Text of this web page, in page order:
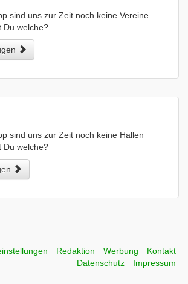
sind uns zur Zeit noch keine Vereine
Du welche?
sind uns zur Zeit noch keine Hallen
Du welche?
Redaktion Werbung
Kontakt
Datenschutz
Impressum